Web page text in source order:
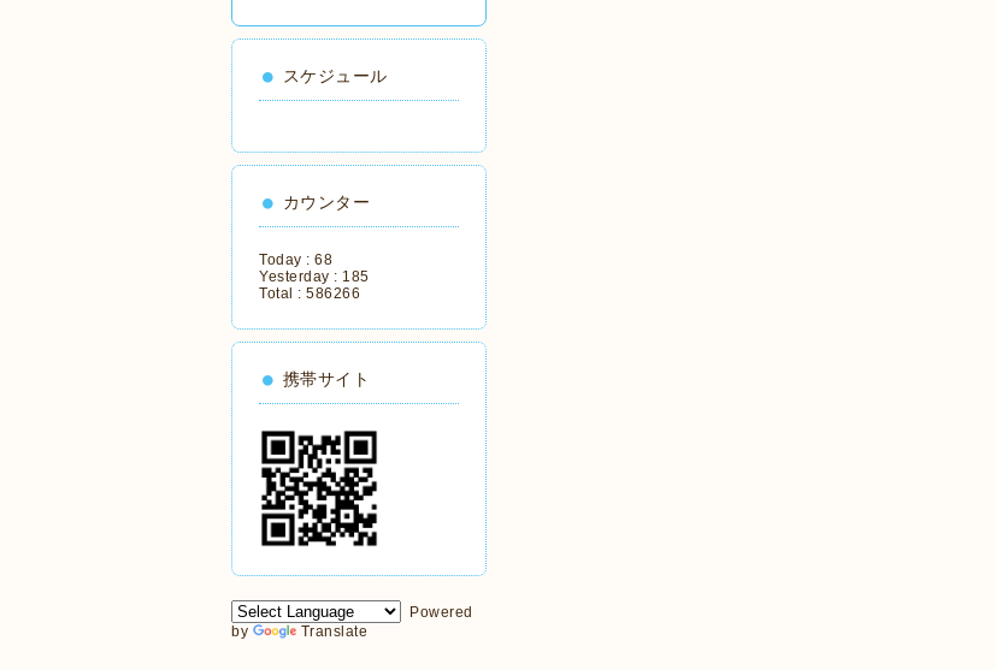
スケジュール
カウンター
Today : 68
Yesterday : 185
Total : 586266
携帯サイト
Powered
by
Translate